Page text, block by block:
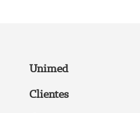
Unimed
Clientes